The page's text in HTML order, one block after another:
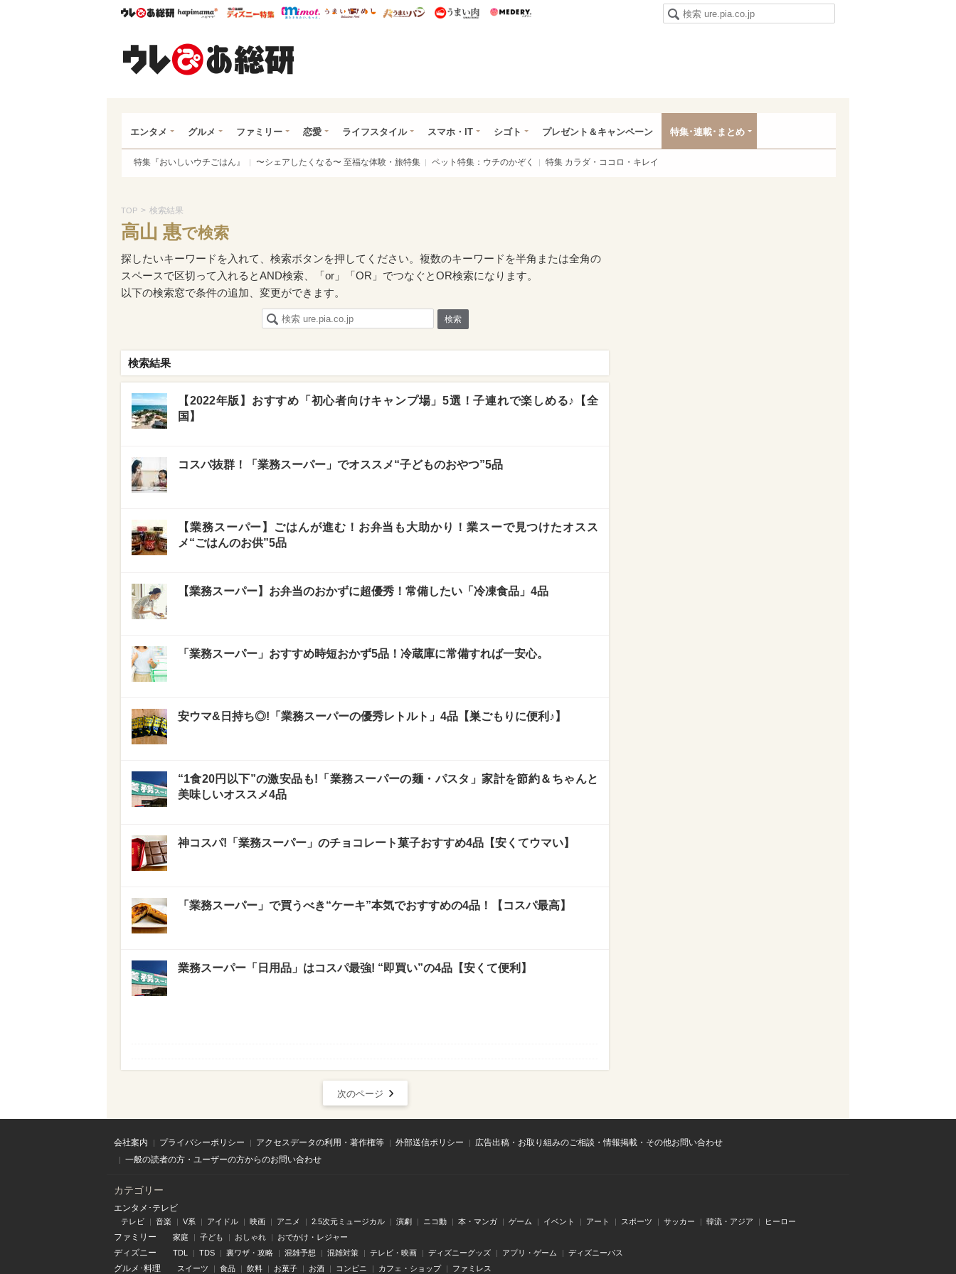
ウレぴあ総研ハピママ* ウレぴあ総研 ディズニー特集
mimot. うまいめし うまいパン うまい肉
エンタメ グルメ ファミリー 恋愛 ライフスタイル スマホ・IT シゴト プレゼント＆キャンペーン 特集･連載･まとめ
特集『おいしいウチごはん』 〜シェアしたくなる〜 至福な体験・旅特集 ペット特集：ウチのかぞく 特集 カラダ・ココロ・キレイ
TOP > 検索結果
高山 惠で検索
探したいキーワードを入れて、検索ボタンを押してください。複数のキーワードを半角または全角の
スペースで区切って入れるとAND検索、「or」「OR」でつなぐとOR検索になります。
以下の検索窓で条件の追加、変更ができます。
検索
検索結果
【2022年版】おすすめ「初心者向けキャンプ場」5選！子連れで楽しめる♪【全
国】
コスパ抜群！「業務スーパー」でオススメ“子どものおやつ”5品
【業務スーパー】ごはんが進む！お弁当も大助かり！業スーで見つけたオスス
メ“ごはんのお供”5品
【業務スーパー】お弁当のおかずに超優秀！常備したい「冷凍食品」4品
「業務スーパー」おすすめ時短おかず5品！冷蔵庫に常備すれば一安心。
安ウマ&日持ち◎!「業務スーパーの優秀レトルト」4品【巣ごもりに便利♪】
“1食20円以下”の激安品も!「業務スーパーの麺・パスタ」家計を節約＆ちゃんと
美味しいオススメ4品
神コスパ!「業務スーパー」のチョコレート菓子おすすめ4品【安くてウマい】
「業務スーパー」で買うべき“ケーキ”本気でおすすめの4品！【コスパ最高】
業務スーパー「日用品」はコスパ最強! “即買い”の4品【安くて便利】
次のページ
会社案内 プライバシーポリシー アクセスデータの利用・著作権等 外部送信ポリシー
広告出稿・お取り組みのご相談・情報掲載・その他お問い合わせ
一般の読者の方・ユーザーの方からのお問い合わせ
カテゴリー
エンタメ･テレビ
テレビ 音楽 V系 アイドル 映画 アニメ 2.5次元ミュージカル 演劇 ニコ動 本・マンガ ゲーム イベント アート スポーツ サッカー 韓流・アジア ヒーロー
ファミリー 家庭 子ども おしゃれ おでかけ・レジャー
ディズニー TDL TDS 裏ワザ・攻略 混雑予想 混雑対策 テレビ・映画 ディズニーグッズ アプリ・ゲーム ディズニーパス
グルメ･料理 スイーツ 食品 飲料 お菓子 お酒 コンビニ カフェ・ショップ ファミレス